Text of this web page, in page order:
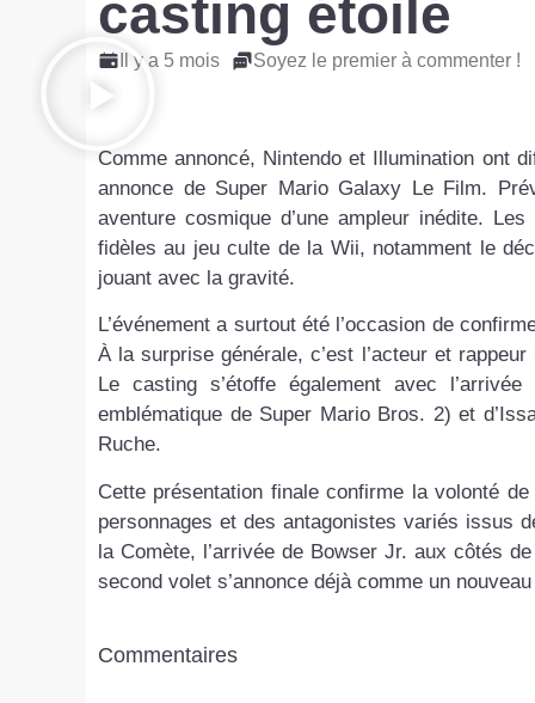
casting étoilé
Il y a 5 mois Soyez le premier à commenter !
Comme annoncé, Nintendo et Illumination ont
annonce de Super Mario Galaxy Le Film.
aventure cosmique d’une ampleur inédite.
fidèles au jeu culte de la Wii, notamment le
jouant avec la gravité.
L’événement a surtout été l’occasion de
À la surprise générale, c’est l’acteur et
Le casting s’étoffe également avec
emblématique de Super Mario Bros. 2) et
Ruche.
Cette présentation finale confirme la volonté
personnages et des antagonistes variés issus
la Comète, l’arrivée de Bowser Jr. aux côtés
second volet s’annonce déjà comme un
Commentaires